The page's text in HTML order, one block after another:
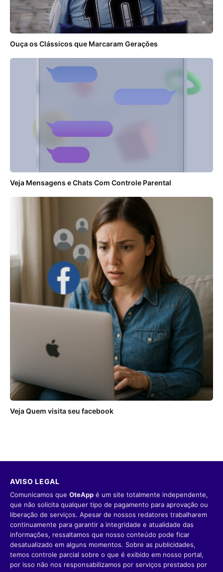
Ouça os Clássicos que Marcaram Gerações
Veja Mensagens e Chats Com Controle Parental
Veja Quem visita seu facebook
AVISO LEGAL
Comunicamos que OteApp é um site totalmente independente,
que não solicita qualquer tipo de pagamento para aprovação ou
liberação de serviços. Apesar de nossos redatores trabalharem
continuamente para garantir a integridade e atualidade das
informações, ressaltamos que nosso conteúdo pode ficar
desatualizado em alguns momentos. Sobre as publicidades,
temos controle parcial sobre o que é exibido em nosso portal,
por isso não nos responsabilizamos por serviços prestados por